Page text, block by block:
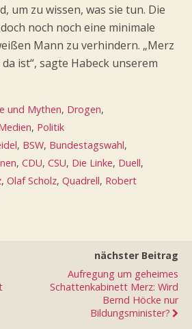
um zu wissen, was sie tun. Die
noch noch eine minimale
Mann zu verhindern. „Merz
ist“, sagte Habeck unserem
und Mythen, Drogen,
, Politik
, BSW, Bundestagswahl,
, CDU, CSU, Die Linke, Duell,
, Olaf Scholz, Quadrell, Robert
nächster Beitrag
Aufregung um geheimes
Schattenkabinett Merz: Wird
Bernd Höcke nur
Bildungsminister?